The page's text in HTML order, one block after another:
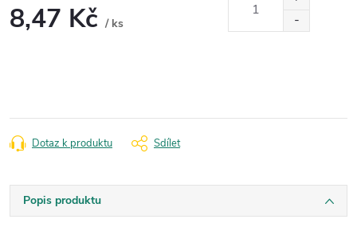
8,47 Kč / ks
Dotaz k produktu Sdílet
Popis produktu